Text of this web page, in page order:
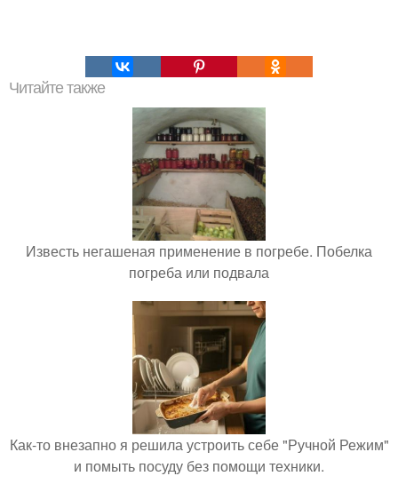
Читайте также
Известь негашеная применение в погребе. Побелка
погреба или подвала
Как-то внезапно я решила устроить себе "Ручной Режим"
и помыть посуду без помощи техники.